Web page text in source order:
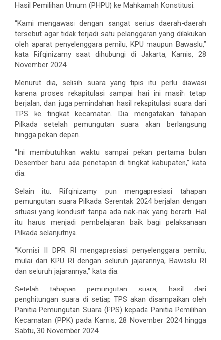
Hasil Pemilihan Umum (PHPU) ke Mahkamah Konstitusi.
“Kami mengawasi dengan sangat serius daerah-daerah
tersebut agar tidak terjadi satu pelanggaran yang dilakukan
oleh aparat penyelenggara pemilu, KPU maupun Bawaslu,”
kata Rifqinizamy saat dihubungi di Jakarta, Kamis, 28
November 2024.
Menurut dia, selisih suara yang tipis itu perlu diawasi
karena proses rekapitulasi sampai hari ini masih tetap
berjalan, dan juga pemindahan hasil rekapitulasi suara dari
TPS ke tingkat kecamatan. Dia mengatakan tahapan
Pilkada setelah pemungutan suara akan berlangsung
hingga pekan depan.
“Ini membutuhkan waktu sampai pekan pertama bulan
Desember baru ada penetapan di tingkat kabupaten,” kata
dia.
Selain itu, Rifqinizamy pun mengapresiasi tahapan
pemungutan suara Pilkada Serentak 2024 berjalan dengan
situasi yang kondusif tanpa ada riak-riak yang berarti. Hal
itu harus menjadi pembelajaran baik bagi pelaksanaan
Pilkada selanjutnya.
“Komisi II DPR RI mengapresiasi penyelenggara pemilu,
mulai dari KPU RI dengan seluruh jajarannya, Bawaslu RI
dan seluruh jajarannya,” kata dia.
Setelah tahapan pemungutan suara, hasil dari
penghitungan suara di setiap TPS akan disampaikan oleh
Panitia Pemungutan Suara (PPS) kepada Panitia Pemilihan
Kecamatan (PPK) pada Kamis, 28 November 2024 hingga
Sabtu, 30 November 2024.